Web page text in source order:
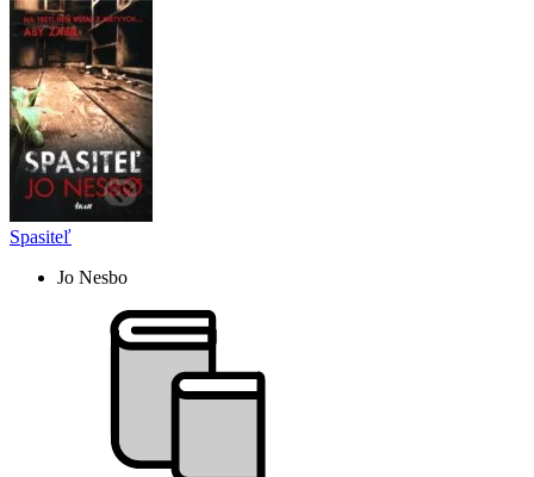
Spasiteľ
Jo Nesbo